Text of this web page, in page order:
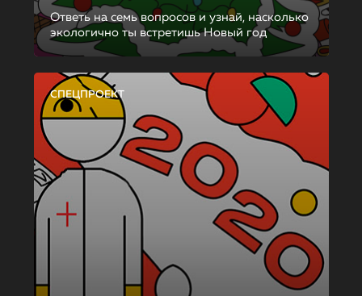
Ответь на семь вопросов и узнай, насколько
экологично ты встретишь Новый год
СПЕЦПРОЕКТ